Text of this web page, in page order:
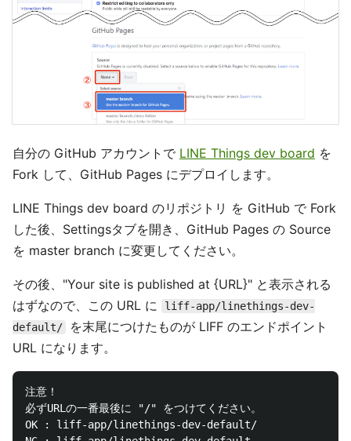
自分の GitHub アカウントで LINE Things dev board を
Fork して、GitHub Pages にデプロイします。
LINE Things dev board のリポジトリ を GitHub で Fork
した後、Settingsタブを開き、GitHub Pages の Source
を master branch に変更してください。
その後、"Your site is published at {URL}" と表示される
はずなので、この URL に
liff-app/linethings-dev-
default/
を末尾につけたものが LIFF のエンドポイント
URL になります。
注意！
必ずURLの一番最後に "/" をつけてください。
OK : liff-app/linethings-dev-default/